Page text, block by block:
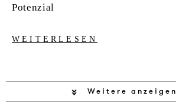
Potenzial
WEITERLESEN
Weitere anzeigen